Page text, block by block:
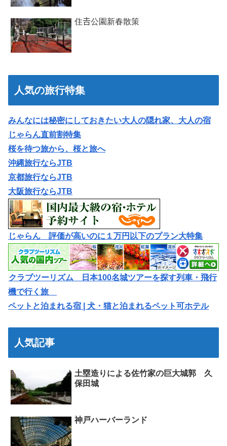
住𠮷公園新春散策
人気の旅行特集
みんなには秘密にしておきたい大人の隠れ家、大人の宿
じゃらん直前割特集
桜を待つ旅から、桜と旅へ
沖縄旅行ならJTB
京都旅行ならJTB
大阪旅行ならJTB
じゃらん 評価が高いのに１万円以下のプラン大特集
クラブツーリズム 日本100名城ツアーを探す列車・飛行
機で行く旅
ペットと泊まれる宿 | 犬・猫と泊まれるペット可ホテル
人気記事
土塁造りによる佐竹家の巨大城郭 久
保田城
神戸ハーバーランド